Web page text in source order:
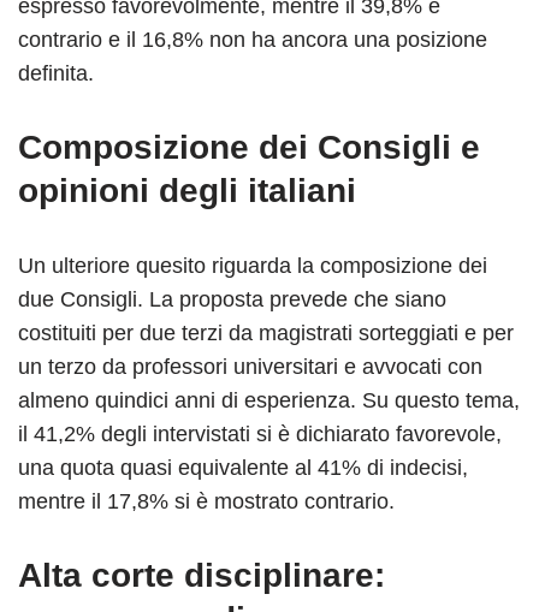
espresso favorevolmente, mentre il 39,8% è
contrario e il 16,8% non ha ancora una posizione
definita.
Composizione dei Consigli e
opinioni degli italiani
Un ulteriore quesito riguarda la composizione dei
due Consigli. La proposta prevede che siano
costituiti per due terzi da magistrati sorteggiati e per
un terzo da professori universitari e avvocati con
almeno quindici anni di esperienza. Su questo tema,
il 41,2% degli intervistati si è dichiarato favorevole,
una quota quasi equivalente al 41% di indecisi,
mentre il 17,8% si è mostrato contrario.
Alta corte disciplinare: